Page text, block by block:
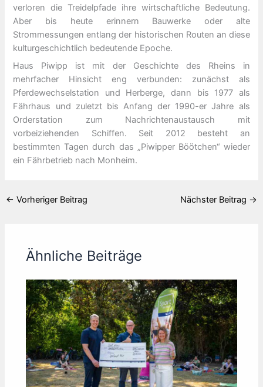
verloren die Treidelpfade ihre wirtschaftliche Bedeutung.
Aber bis heute erinnern Bauwerke oder alte
Strommessungen entlang der historischen Routen an diese
kulturgeschichtlich bedeutende Epoche.
Haus Piwipp ist mit der Geschichte des Rheins in
mehrfacher Hinsicht eng verbunden: zunächst als
Pferdewechselstation und Herberge, dann bis 1977 als
Fährhaus und zuletzt bis Anfang der 1990-er Jahre als
Orderstation zum Nachrichtenaustausch mit
vorbeiziehenden Schiffen. Seit 2012 besteht an
bestimmten Tagen durch das „Piwipper Böötchen“ wieder
ein Fährbetrieb nach Monheim.
← Vorheriger Beitrag Nächster Beitrag →
Ähnliche Beiträge